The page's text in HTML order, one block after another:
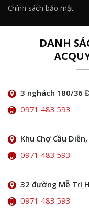
Chính sách bảo mật
DANH
3 nghách 180/36
0971 483 593
Khu Chợ Cầu
0971 483 593
32 đường Mễ Trì
0971 483 593